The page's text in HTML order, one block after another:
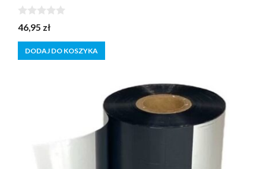
0
z
5
46,95 zł
DODAJ DO KOSZYKA